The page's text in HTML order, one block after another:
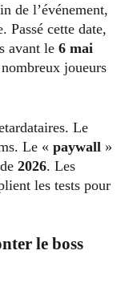
de l’événement,
Passé cette date,
avant le 6 mai
joueurs
Le
Le « paywall »
2026. Les
les tests pour
le boss